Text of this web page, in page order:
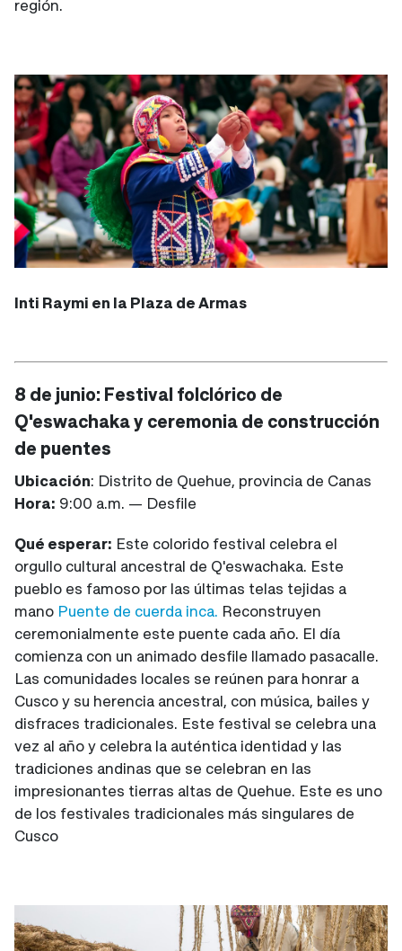
región.
Inti Raymi en la Plaza de Armas
8 de junio: Festival folclórico de
Q'eswachaka y ceremonia de construcción
de puentes
Ubicación: Distrito de Quehue, provincia de Canas
Hora: 9:00 a.m. — Desfile
Qué esperar: Este colorido festival celebra el
orgullo cultural ancestral de Q'eswachaka. Este
pueblo es famoso por las últimas telas tejidas a
mano Puente de cuerda inca. Reconstruyen
ceremonialmente este puente cada año. El día
comienza con un animado desfile llamado pasacalle.
Las comunidades locales se reúnen para honrar a
Cusco y su herencia ancestral, con música, bailes y
disfraces tradicionales. Este festival se celebra una
vez al año y celebra la auténtica identidad y las
tradiciones andinas que se celebran en las
impresionantes tierras altas de Quehue. Este es uno
de los festivales tradicionales más singulares de
Cusco